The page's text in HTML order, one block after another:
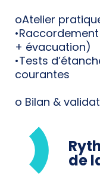
oAtelier
+ évacuation)
•Tests
courantes
o Bilan &
de